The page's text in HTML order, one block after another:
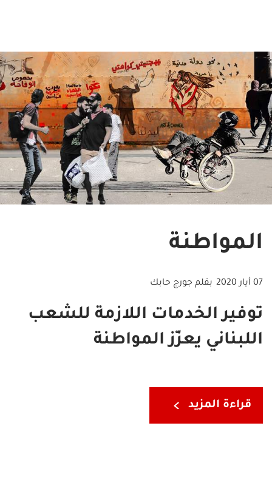
المواطنة
07 أيار 2020 بقلم جورج حابك
توفير الخدمات اللازمة للشعب
اللبناني يعزّز المواطنة
قراءة المزيد